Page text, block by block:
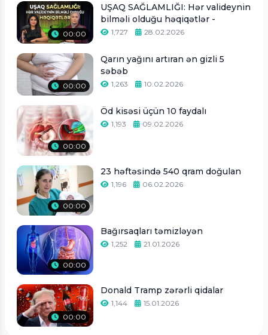
00:00
UŞAQ SAĞLAMLIĞI: Hər valideynin
bilməli olduğu həqiqətlər -
1,727 28.02.2026
00:00
Qarın yağını artıran ən gizli 5
səbəb
1,263 10.02.2026
00:00
Öd kisəsi üçün 10 faydalı
1,193 09.02.2026
00:00
23 həftəsində 540 qram doğulan
1,196 06.02.2026
00:00
Bağırsaqları təmizləyən
1,252 21.01.2026
00:00
Donald Tramp zərərli qidalar
1,144 15.01.2026